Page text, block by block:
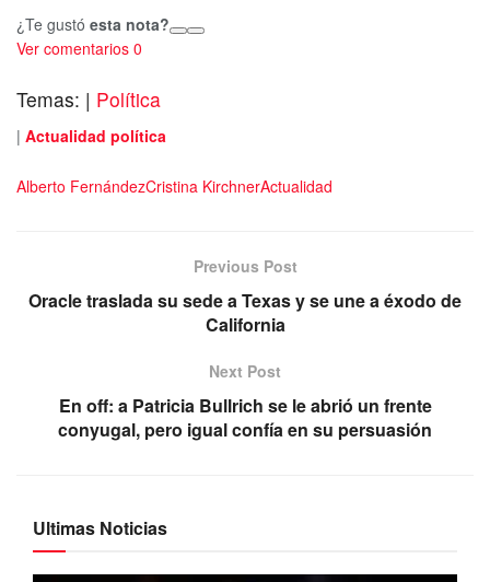
¿Te gustó esta nota?
Ver comentarios 0
Temas: | Política
| Actualidad política
Alberto FernándezCristina KirchnerActualidad
Previous Post
Oracle traslada su sede a Texas y se une a éxodo de
California
Next Post
En off: a Patricia Bullrich se le abrió un frente
conyugal, pero igual confía en su persuasión
Ultimas Noticias